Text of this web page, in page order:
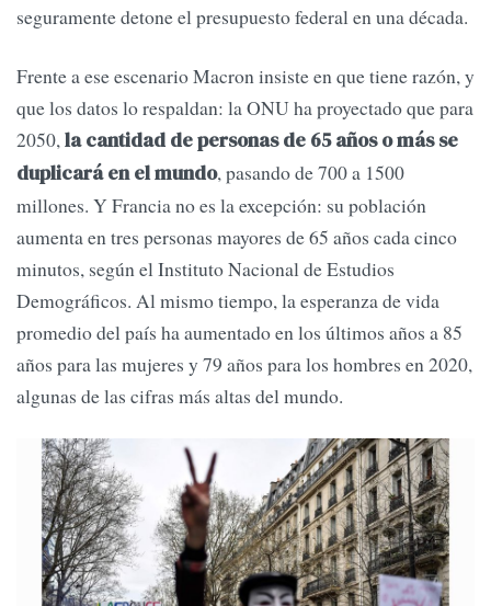
seguramente detone el presupuesto federal en una década.
Frente a ese escenario Macron insiste en que tiene razón, y
que los datos lo respaldan: la ONU ha proyectado que para
2050,la cantidad de personas de 65 años o más se
duplicará en el mundo, pasando de 700 a 1500
millones. Y Francia no es la excepción: su población
aumenta en tres personas mayores de 65 años cada cinco
minutos, según el Instituto Nacional de Estudios
Demográficos. Al mismo tiempo, la esperanza de vida
promedio del país ha aumentado en los últimos años a 85
años para las mujeres y 79 años para los hombres en 2020,
algunas de las cifras más altas del mundo.